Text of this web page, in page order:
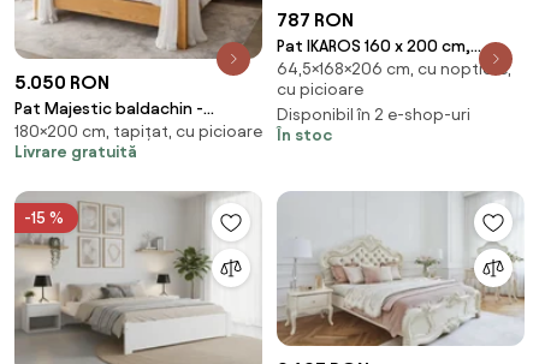
5.050 RON
Pat Majestic baldachin -
180x200 cm - din lemn masiv de
brad - culoare personalizabila
180×200 cm, tapițat, cu picioare
Livrare gratuită
787 RON
Pat IKAROS 160 x 200 cm,
alb/stejar sonoma Saltea: fara
saltea, Somiera: cu somiera din
lamele
64,5×168×206 cm, cu noptiere,
cu picioare
Disponibil în 2 e-shop-uri
În stoc
-15 %